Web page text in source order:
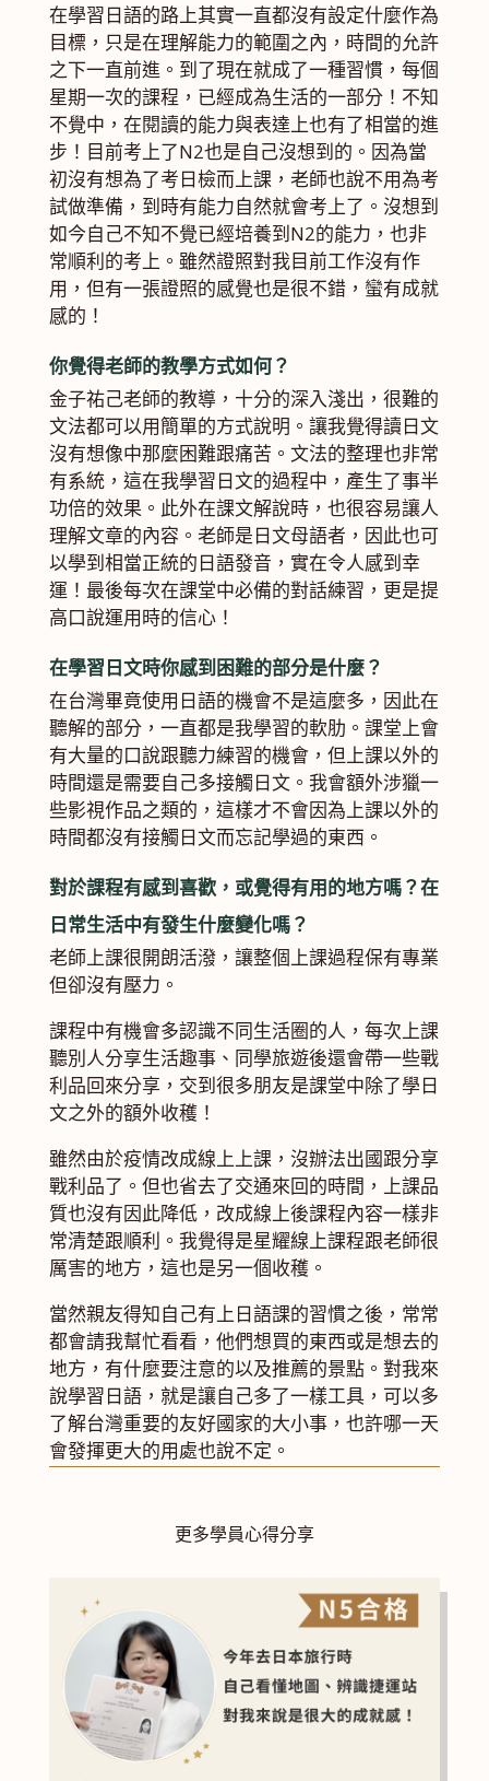
在學習日語的路上其實一直都沒有設定什麼作為
目標，只是在理解能力的範圍之內，時間的允許
之下一直前進。到了現在就成了一種習慣，每個
星期一次的課程，已經成為生活的一部分！不知
不覺中，在閱讀的能力與表達上也有了相當的進
步！目前考上了N2也是自己沒想到的。因為當
初沒有想為了考日檢而上課，老師也說不用為考
試做準備，到時有能力自然就會考上了。沒想到
如今自己不知不覺已經培養到N2的能力，也非
常順利的考上。雖然證照對我目前工作沒有作
用，但有一張證照的感覺也是很不錯，蠻有成就
感的！
你覺得老師的教學方式如何？
金子祐己老師的教導，十分的深入淺出，很難的
文法都可以用簡單的方式說明。讓我覺得讀日文
沒有想像中那麼困難跟痛苦。文法的整理也非常
有系統，這在我學習日文的過程中，產生了事半
功倍的效果。此外在課文解說時，也很容易讓人
理解文章的內容。老師是日文母語者，因此也可
以學到相當正統的日語發音，實在令人感到幸
運！最後每次在課堂中必備的對話練習，更是提
高口說運用時的信心！
在學習日文時你感到困難的部分是什麼？
在台灣畢竟使用日語的機會不是這麼多，因此在
聽解的部分，一直都是我學習的軟肋。課堂上會
有大量的口說跟聽力練習的機會，但上課以外的
時間還是需要自己多接觸日文。我會額外涉獵一
些影視作品之類的，這樣才不會因為上課以外的
時間都沒有接觸日文而忘記學過的東西。
對於課程有感到喜歡，或覺得有用的地方嗎？在
日常生活中有發生什麼變化嗎？
老師上課很開朗活潑，讓整個上課過程保有專業
但卻沒有壓力。
課程中有機會多認識不同生活圈的人，每次上課
聽別人分享生活趣事、同學旅遊後還會帶一些戰
利品回來分享，交到很多朋友是課堂中除了學日
文之外的額外收穫！
雖然由於疫情改成線上上課，沒辦法出國跟分享
戰利品了。但也省去了交通來回的時間，上課品
質也沒有因此降低，改成線上後課程內容一樣非
常清楚跟順利。我覺得是星耀線上課程跟老師很
厲害的地方，這也是另一個收穫。
當然親友得知自己有上日語課的習慣之後，常常
都會請我幫忙看看，他們想買的東西或是想去的
地方，有什麼要注意的以及推薦的景點。對我來
說學習日語，就是讓自己多了一樣工具，可以多
了解台灣重要的友好國家的大小事，也許哪一天
會發揮更大的用處也說不定。
更多學員心得分享